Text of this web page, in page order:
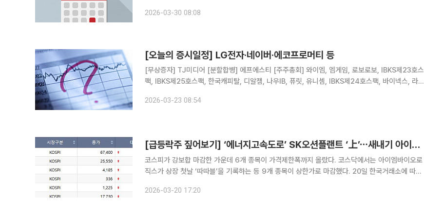
온, 뉴로핏, 아이티엠반도체, 버넥트, 이니텍, 디모아
2026-03-30 08:08
[오늘의 증시일정] LG전자·네이버·에코프로머티 등
[무상증자] TJ미디어 [분할합병] 에프에스티 [주주총회] 와이엠, 엠게임, 로보로보, IBKS제23호스
팩, IBKS제25호스팩, 한국캐피탈, 디알젬, 나우IB, 퓨릿, 유니셈, IBKS제24호스팩, 바이넥스, 라이
오로스테크놀로지, 링크제니시스, 한양이엔
2026-03-23 08:54
[급등락주 짚어보기] ‘에너지고속도로’ SK오션플랜트 ‘上’⋯새내기 아이엠바이오로직스, ‘따따블’
코스피가 강보합 마감한 가운데 6개 종목이 가격제한폭까지 올랐다. 코스닥에서는 아이엠바이오로
직스가 상장 첫날 ‘따따블’을 기록하는 등 9개 종목이 상한가로 마감했다. 20일 한국거래소에 따르
2026-03-20 17:20